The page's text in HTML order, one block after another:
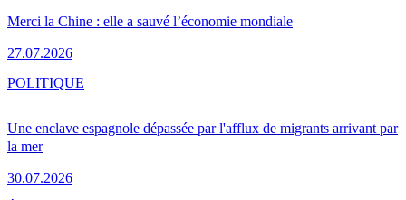
Merci la Chine : elle a sauvé l’économie mondiale
27.07.2026
Une enclave espagnole dépassée par l'afflux de migrants arrivant par
la mer
30.07.2026
POLITIQUE